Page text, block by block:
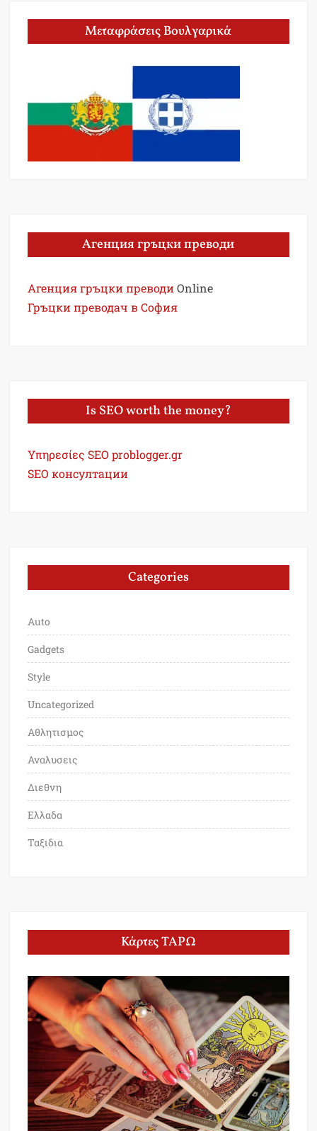
Μεταφράσεις Βουλγαρικά
Агенция гръцки преводи
Агенция гръцки преводи Online
Гръцки преводач в София
Is SEO worth the money?
Υπηρεσίες SEO problogger.gr
SEO консултации
Categories
Auto
Gadgets
Style
Uncategorized
Αθλητισμος
Αναλυσεις
Διεθνη
Ελλαδα
Ταξιδια
Κάρτες ΤΑΡΩ